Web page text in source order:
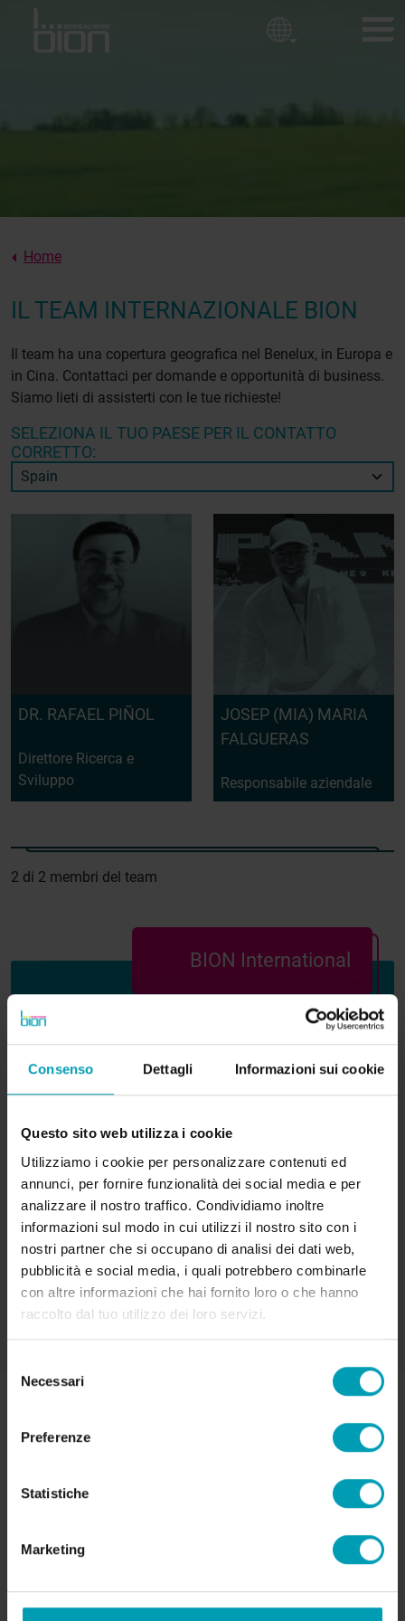
Consenso Dettagli Informazioni sui cookie
Questo sito web utilizza i cookie
Utilizziamo i cookie per personalizzare contenuti ed
annunci, per fornire funzionalità dei social media e per
analizzare il nostro traffico. Condividiamo inoltre
informazioni sul modo in cui utilizzi il nostro sito con i
nostri partner che si occupano di analisi dei dati web,
pubblicità e social media, i quali potrebbero combinarle
con altre informazioni che hai fornito loro o che hanno
raccolto dal tuo utilizzo dei loro servizi.
delNecessari
Preferenze
Statistiche
Marketing
Home
IL TEAM INTERNAZIONALE BION
Il team ha una copertura geografica nel Benelux, in Europa e
in Cina. Contattaci per domande e opportunità di business.
Siamo lieti di assisterti con le tue richieste!
SELEZIONA IL TUO PAESE PER IL CONTATTO
CORRETTO:
DR. RAFAEL PIÑOL
Direttore Ricerca e
Sviluppo
JOSEP (MIA) MARIA
FALGUERAS
Responsabile aziendale
2 di 2 membri del team
BION International
6708 PW Wageningen
+31 (0) 317 74 54 39
CONTATTO